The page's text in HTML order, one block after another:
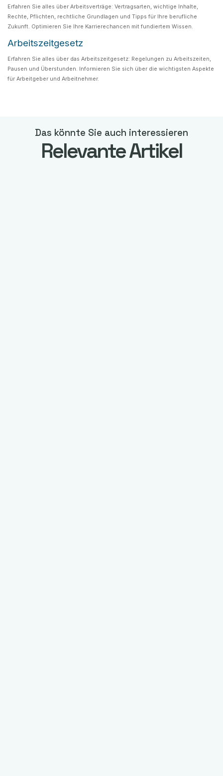
Erfahren Sie alles über Arbeitsverträge: Vertragsarten, wichtige Inhalte,
Rechte, Pflichten, rechtliche Grundlagen und Tipps für Ihre berufliche
Zukunft. Optimieren Sie Ihre Karrierechancen mit fundiertem Wissen.
Arbeitszeitgesetz
Erfahren Sie alles über das Arbeitszeitgesetz: Regelungen zu Arbeitszeiten,
Pausen und Überstunden. Informieren Sie sich über die wichtigsten Aspekte
für Arbeitgeber und Arbeitnehmer.
Das könnte Sie auch interessieren
Relevante Artikel